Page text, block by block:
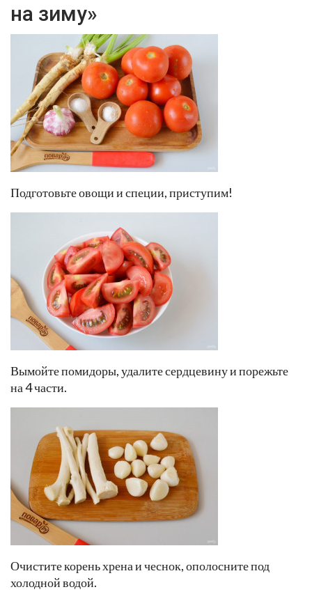
на зиму»
Подготовьте овощи и специи, приступим!
Вымойте помидоры, удалите сердцевину и порежьте
на 4 части.
Очистите корень хрена и чеснок, ополосните под
холодной водой.